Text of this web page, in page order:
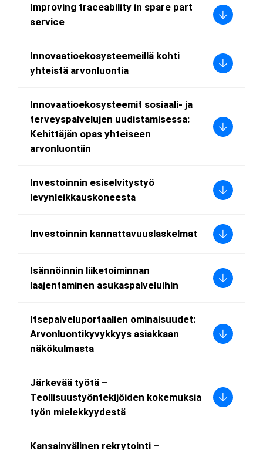
Improving traceability in spare part
service
Innovaatioekosysteemeillä kohti
yhteistä arvonluontia
Innovaatioekosysteemit sosiaali- ja
terveyspalvelujen uudistamisessa:
Kehittäjän opas yhteiseen
arvonluontiin
Investoinnin esiselvitystyö
levynleikkauskoneesta
Investoinnin kannattavuuslaskelmat
Isännöinnin liiketoiminnan
laajentaminen asukaspalveluihin
Itsepalveluportaalien ominaisuudet:
Arvonluontikyvykkyys asiakkaan
näkökulmasta
Järkevää työtä –
Teollisuustyöntekijöiden kokemuksia
työn mielekkyydestä
Kansainvälinen rekrytointi –